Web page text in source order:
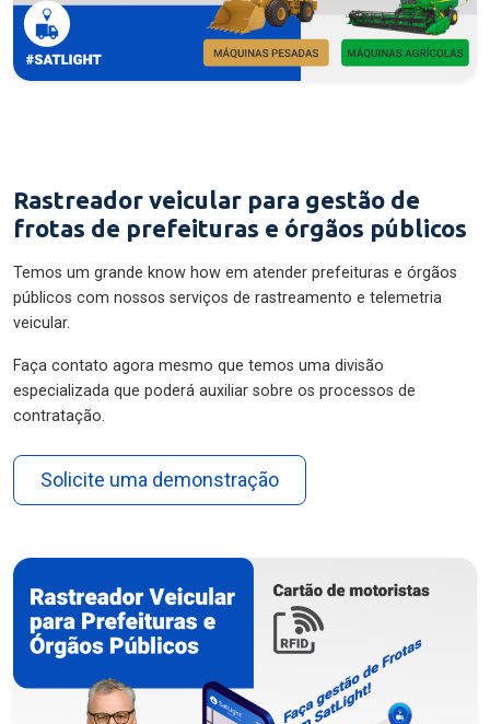
Rastreador veicular para gestão de
frotas de prefeituras e órgãos públicos
Temos um grande know how em atender prefeituras e órgãos
públicos com nossos serviços de rastreamento e telemetria
veicular.
Faça contato agora mesmo que temos uma divisão
especializada que poderá auxiliar sobre os processos de
contratação.
Solicite uma demonstração